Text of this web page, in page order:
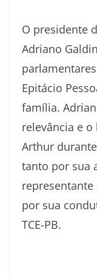
O presidente
Adriano
Epitácio
família.
relevância e
Arthur
tanto por sua
representante
por sua
TCE-PB.